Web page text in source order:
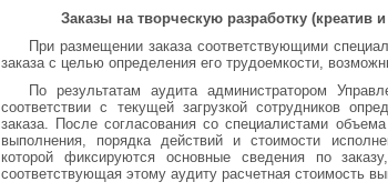
Заказы на творческую разработку (креатив
При размещении заказа соответствующими
заказа с целью определения его трудоемкости,
По результатам аудита администратором
соответствии с текущей загрузкой сотрудников
заказа. После согласования со специалистами
выполнения, порядка действий и стоимости
которой фиксируются основные сведения по
соответствующая этому аудиту расчетная стоимость